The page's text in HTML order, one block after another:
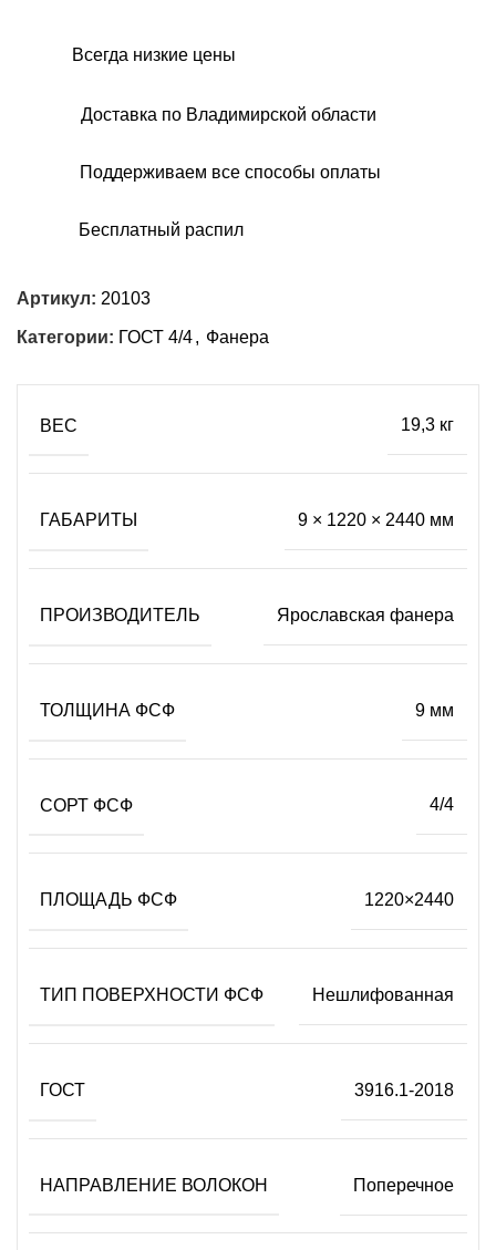
Всегда низкие цены
Доставка по Владимирской области
Поддерживаем все способы оплаты
Бесплатный распил
Артикул: 20103
Категории: ГОСТ 4/4, Фанера
ВЕС 19,3 кг
ГАБАРИТЫ 9 × 1220 × 2440 мм
ПРОИЗВОДИТЕЛЬ Ярославская фанера
ТОЛЩИНА ФСФ 9 мм
СОРТ ФСФ 4/4
ПЛОЩАДЬ ФСФ 1220×2440
ТИП ПОВЕРХНОСТИ ФСФ Нешлифованная
ГОСТ 3916.1-2018
НАПРАВЛЕНИЕ ВОЛОКОН Поперечное